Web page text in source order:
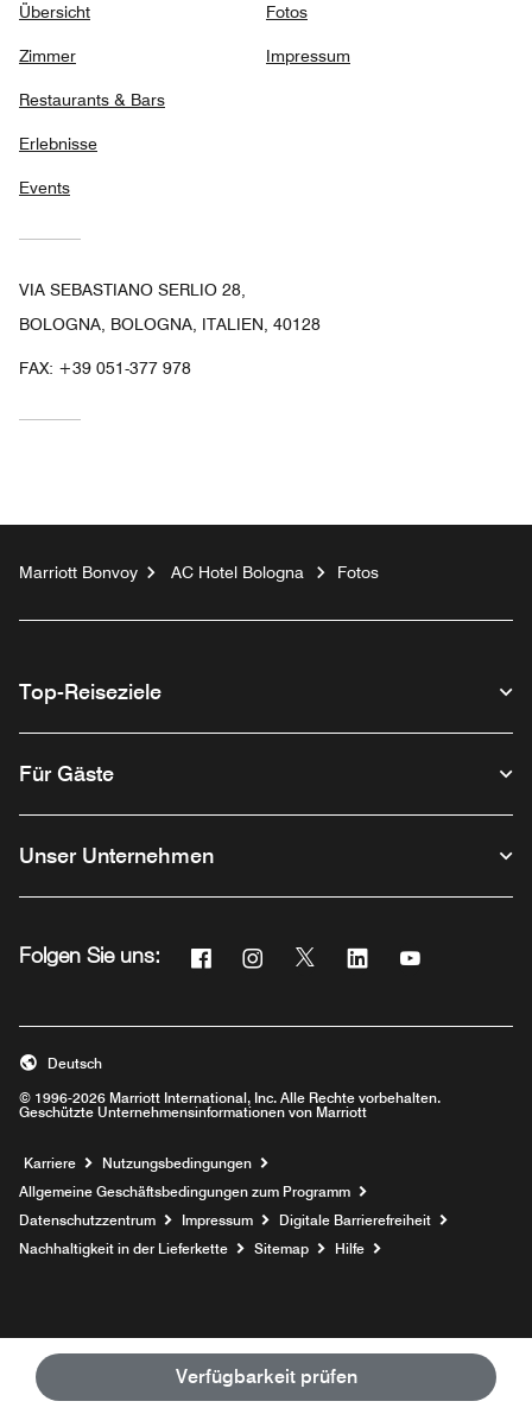
Verfügbarkeit prüfen
Übersicht
Zimmer
Restaurants & Bars
Erlebnisse
Events
Fotos
Impressum
VIA SEBASTIANO SERLIO 28,
BOLOGNA, BOLOGNA, ITALIEN, 40128
FAX: +39 051-377 978
Marriott Bonvoy AC Hotel Bologna Fotos
Top-Reiseziele
Für Gäste
Unser Unternehmen
Folgen Sie uns: Facebook
Opens a new window
Instagram
Opens a new window
Twitter
Opens a new window
Linkedin
Opens a new
Opens a new
© 1996-2026 Marriott International, Inc. Alle Rechte vorbehalten.
Geschützte Unternehmensinformationen von Marriott
Deutsch
Karriere Opens a new window
Nutzungsbedingungen
Allgemeine Geschäftsbedingungen zum Programm
Datenschutzzentrum
Impressum
Digitale Barrierefreiheit
Nachhaltigkeit in der Lieferkette
Sitemap Hilfe